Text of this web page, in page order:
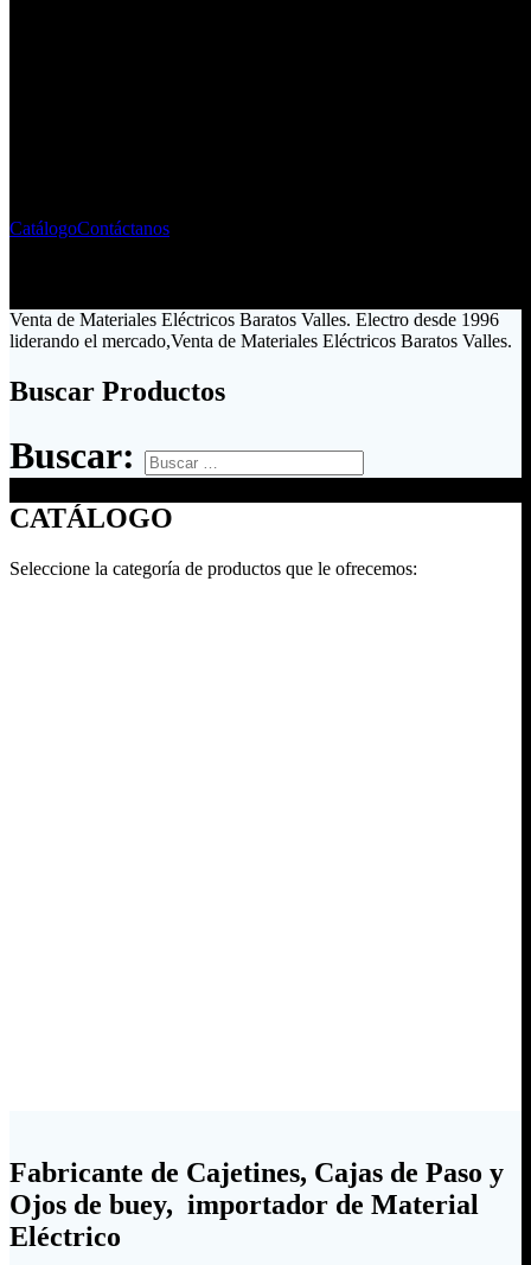
CatálogoContáctanos
Venta de Materiales Eléctricos Baratos Valles. Electro desde 1996
liderando el mercado,Venta de Materiales Eléctricos Baratos Valles.
Buscar Productos
Buscar:
CATÁLOGO
Seleccione la categoría de productos que le ofrecemos:
Fabricante de Cajetines, Cajas de Paso y
Ojos de buey, importador de Material
Eléctrico